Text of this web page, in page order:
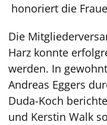
honoriert die
Die
Harz konnte
werden. In
Andreas Eggers
Duda-Koch
und Kerstin Walk